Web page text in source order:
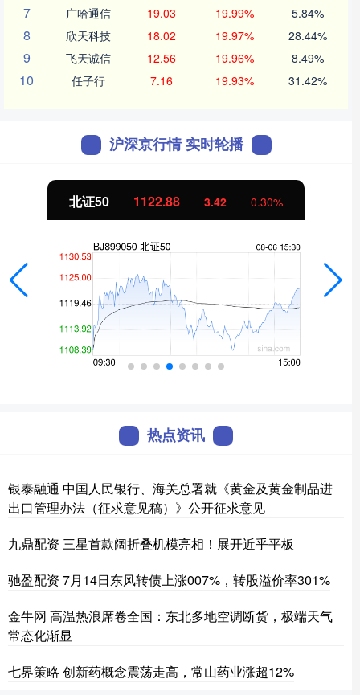
7 广哈通信 19.03 19.99% 5.84%
8 欣天科技 18.02 19.97% 28.44%
9 飞天诚信 12.56 19.96% 8.49%
10 任子行 7.16 19.93% 31.42%
沪深京行情 实时轮播
北证50 1122.88 3.42 0.30%
热点资讯
银泰融通 中国人民银行、海关总署就《黄金及黄金制品进
出口管理办法（征求意见稿）》公开征求意见
九鼎配资 三星首款阔折叠机模亮相！展开近乎平板
驰盈配资 7月14日东风转债上涨007%，转股溢价率301%
金牛网 高温热浪席卷全国：东北多地空调断货，极端天气
常态化渐显
七界策略 创新药概念震荡走高，常山药业涨超12%